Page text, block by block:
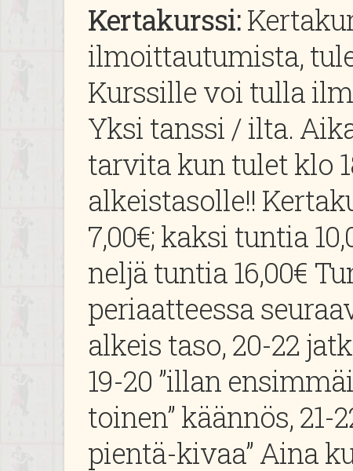
Kertakurssi:
ilmoittautumista,
Kurssille voi tulla
Yksi tanssi / ilta.
tarvita kun tulet klo
alkeistasolle!!
7,00€; kaksi tuntia
neljä tuntia 16,00€
periaatteessa
alkeis taso, 20-22
19-20 ”illan
toinen” käännös,
pientä-kivaa” Aina